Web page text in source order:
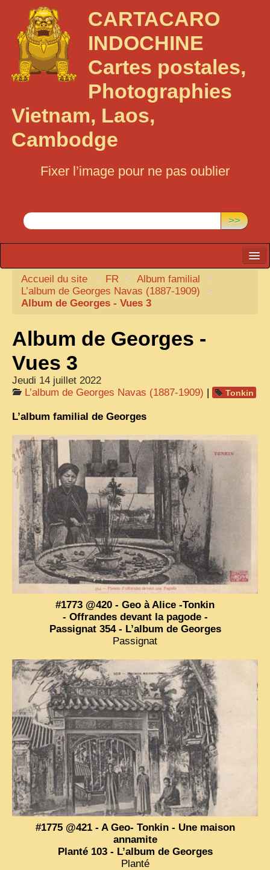
CARTACARO
INDOCHINE
Cartes postales,
Photographies
Vietnam, Laos,
Cambodge
Fixer l’image pour ne pas oublier
>>
CARTACARO
NOS LIVRES
ILLUSTRATEURS
TONKIN
FRONTIÈRE
COCHINCHINE
LES ETHNIES
LAOS
CAMBODGE
REMARQUABLES
VIETNAM 1950
ALBUMS DE FAMILLE
INDOCHINE HISTORIQUE
ARMÉE, JUSTICE, EDUCATION, RELIGION...
MÉTIERS, FÊTES, TRANSPORTS
TRADITIONS ET MODERNITÉ
INSOLITES
EN DIRECT
ENQUÊTES
L’ ACTU
2025 LAOS 1950 CPSM
2026 PERI, VIÊT-CONG
VIETNAM
ZOOM PHOTO
Accueil du site > FR > Album familial
>
L’album de Georges Navas (1887-1909)
>
Album de Georges - Vues 3
Album de Georges -
Vues 3
Jeudi 14 juillet 2022
L’album de Georges Navas (1887-1909) | Tonkin
L’album familial de Georges
#1773 @420 - Geo à Alice -Tonkin
- Offrandes devant la pagode -
Passignat 354 - L’album de Georges
Passignat
#1775 @421 - A Geo- Tonkin - Une maison
annamite
Planté 103 - L’album de Georges
Planté